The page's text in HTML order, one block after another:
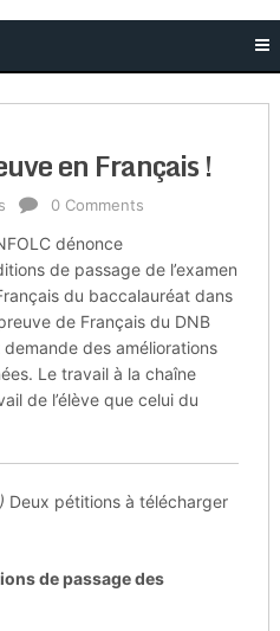
en Français !
0 Comments
dénonce
de passage de l’examen
du baccalauréat dans
de Français du DNB
demande des améliorations
Le travail à la chaîne
de l’élève que celui du
Deux pétitions à télécharger
de passage des